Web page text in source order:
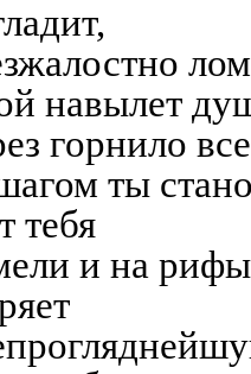
навылет
горнило
ты
тебя
и на